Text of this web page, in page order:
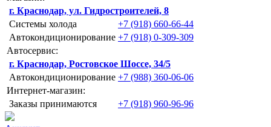
г. Краснодар, ул. Гидростроителей, 8
Системы холода
+7 (918) 660-66-44
Автокондиционирование +7 (918) 0-309-309
Автосервис:
г. Краснодар, Ростовское Шоссе, 34/5
Автокондиционирование +7 (988) 360-06-06
Интернет-магазин:
Заказы принимаются
+7 (918) 960-96-96